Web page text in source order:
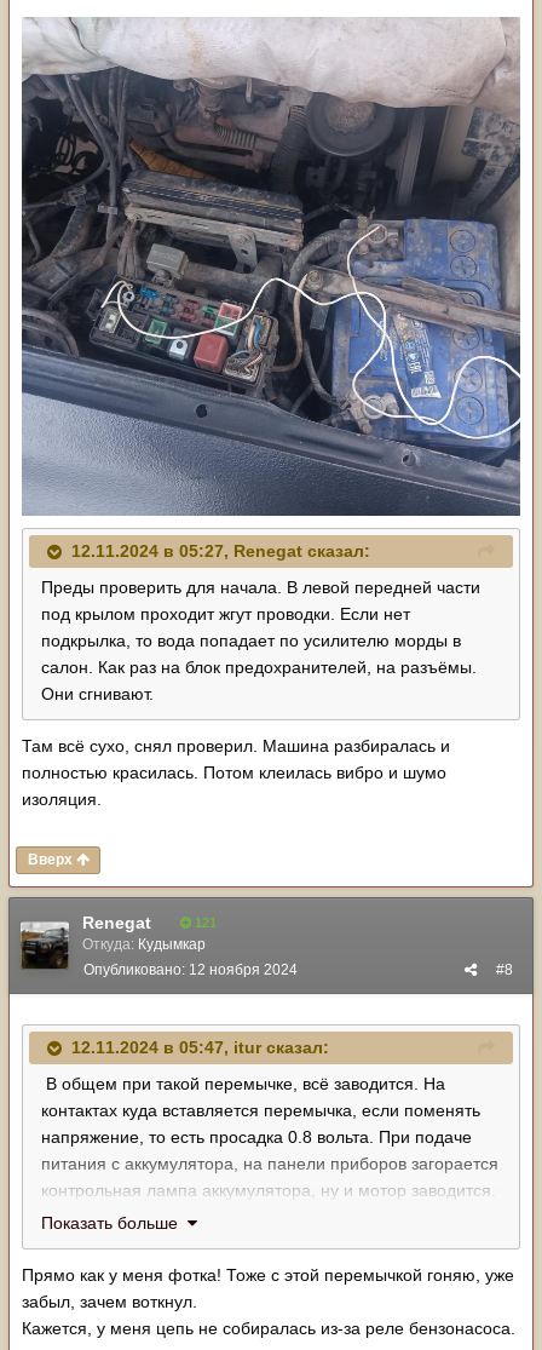
12.11.2024 в 05:27, Renegat сказал:
Преды проверить для начала. В левой передней части
под крылом проходит жгут проводки. Если нет
подкрылка, то вода попадает по усилителю морды в
салон. Как раз на блок предохранителей, на разъёмы.
Они сгнивают.
Там всё сухо, снял проверил. Машина разбиралась и
полностью красилась. Потом клеилась вибро и шумо
изоляция.
Вверх
Renegat 121
Откуда: Кудымкар
#8
Опубликовано: 12 ноября 2024
12.11.2024 в 05:47, iturсказал:
В общем при такой перемычке, всё заводится. На
контактах куда вставляется перемычка, если поменять
напряжение, то есть просадка 0.8 вольта. При подаче
питания с аккумулятора, на панели приборов загорается
контрольная лампа аккумулятора, ну и мотор заводится.
Всё преды проверил - исправны. И под капотом и в
салоне.
Показать больше
Прямо как у меня фотка! Тоже с этой перемычкой гоняю, уже
забыл, зачем воткнул.
Кажется, у меня цепь не собиралась из-за реле бензонасоса.